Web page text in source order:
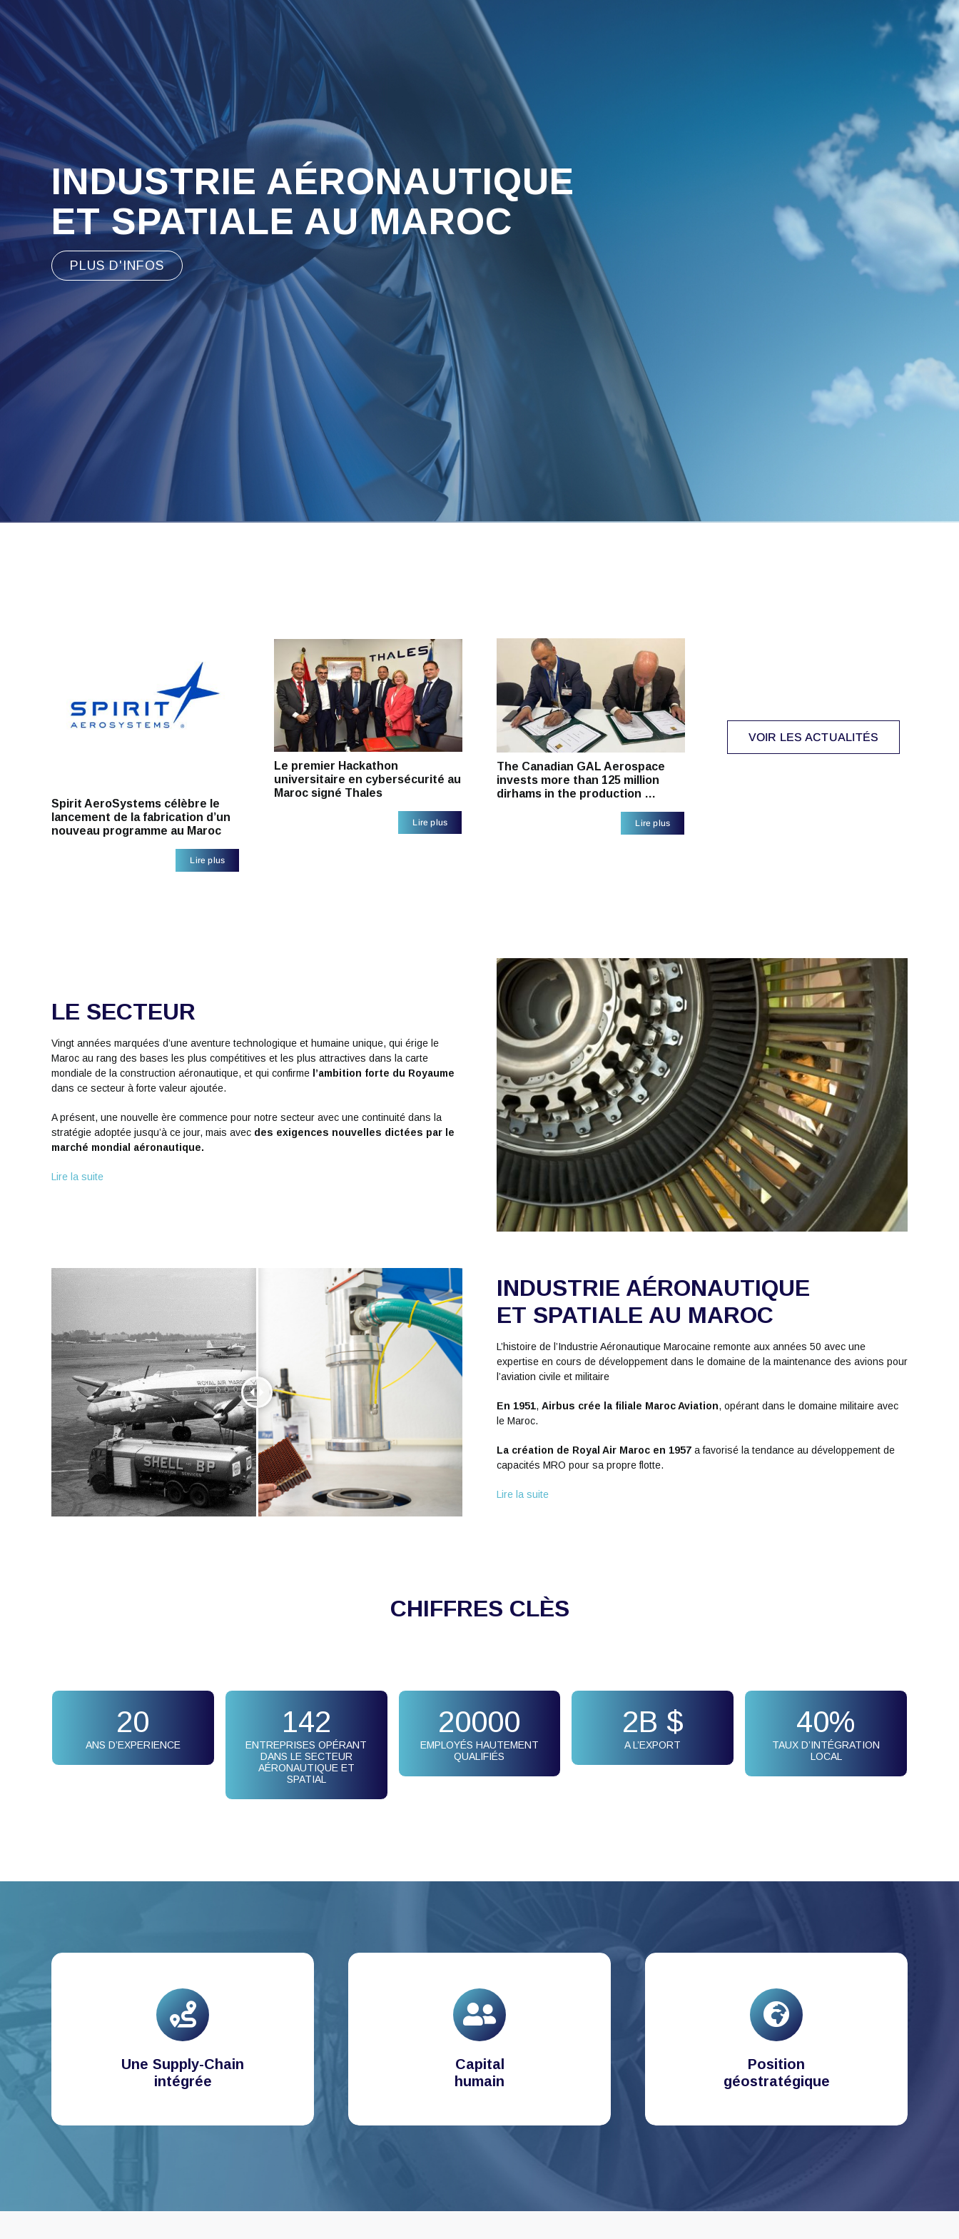
INDUSTRIE AÉRONAUTIQUE
ET SPATIALE AU MAROC
PLUS D'INFOS
Spirit AeroSystems célèbre le
lancement de la fabrication d’un
nouveau programme au Maroc
Lire plus
Le premier Hackathon
universitaire en cybersécurité au
Maroc signé Thales
Lire plus
The Canadian GAL Aerospace
invests more than 125 million
dirhams in the production …
Lire plus
VOIR LES ACTUALITÉS
LE SECTEUR
Vingt années marquées d’une aventure technologique et humaine unique, qui érige le
Maroc au rang des bases les plus compétitives et les plus attractives dans la carte
mondiale de la construction aéronautique, et qui confirme l’ambition forte du Royaume
dans ce secteur à forte valeur ajoutée.
A présent, une nouvelle ère commence pour notre secteur avec une continuité dans la
stratégie adoptée jusqu’à ce jour, mais avec des exigences nouvelles dictées par le
marché mondial aéronautique.
Lire la suite
INDUSTRIE AÉRONAUTIQUE
ET SPATIALE AU MAROC
L’histoire de l’Industrie Aéronautique Marocaine remonte aux années 50 avec une
expertise en cours de développement dans le domaine de la maintenance des avions pour
l’aviation civile et militaire
En 1951, Airbus crée la filiale Maroc Aviation, opérant dans le domaine militaire avec
le Maroc.
La création de Royal Air Maroc en 1957a favorisé la tendance au développement de
capacités MRO pour sa propre flotte.
Lire la suite
CHIFFRES CLÈS
20
ANS D’EXPERIENCE
142
ENTREPRISES OPÉRANT
DANS LE SECTEUR
AÉRONAUTIQUE ET
SPATIAL
20000
EMPLOYÉS HAUTEMENT
QUALIFIÉS
2B $
A L’EXPORT
40%
TAUX D’INTÉGRATION
LOCAL
Une Supply-Chain
intégrée
Capital
humain
Position
géostratégique